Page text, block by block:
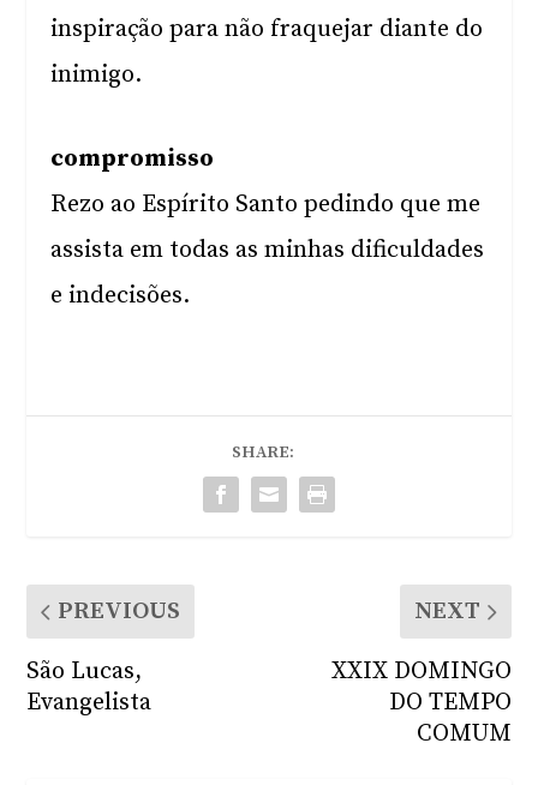
inspiração para não fraquejar diante do
inimigo.
compromisso
Rezo ao Espírito Santo pedindo que me
assista em todas as minhas dificuldades
e indecisões.
SHARE:
PREVIOUS
São Lucas,
Evangelista
NEXT
XXIX DOMINGO
DO TEMPO
COMUM